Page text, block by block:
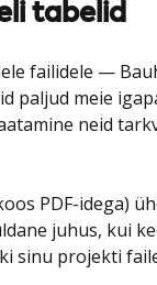
tabelid
failidele —
paljud meie
neid
PDF-idega)
juhus, kui
sinu projekti